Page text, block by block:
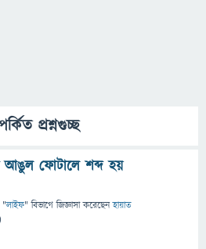
প্রশ্নগুচ্ছ
আঙুল ফোটালে শব্দ হয়
"লাইফ" বিভাগে জিজ্ঞাসাকরেছেনহায়াত